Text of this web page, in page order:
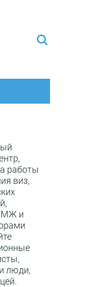
работы
виз,
и
люди,